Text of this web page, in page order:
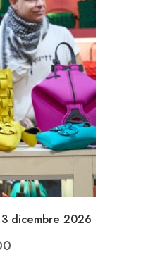
dicembre 2026